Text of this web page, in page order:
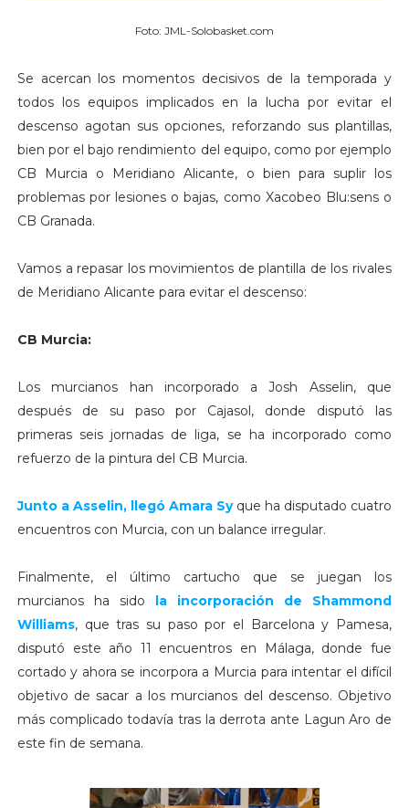
Foto: JML-Solobasket.com
Se acercan los momentos decisivos de la temporada y
todos los equipos implicados en la lucha por evitar el
descenso agotan sus opciones, reforzando sus plantillas,
bien por el bajo rendimiento del equipo, como por ejemplo
CB Murcia o Meridiano Alicante, o bien para suplir los
problemas por lesiones o bajas, como Xacobeo Blu:sens o
CB Granada.
Vamos a repasar los movimientos de plantilla de los rivales
de Meridiano Alicante para evitar el descenso:
CB Murcia:
Los murcianos han incorporado a Josh Asselin, que
después de su paso por Cajasol, donde disputó las
primeras seis jornadas de liga, se ha incorporado como
refuerzo de la pintura del CB Murcia.
Junto a Asselin, llegó Amara Syque ha disputado cuatro
encuentros con Murcia, con un balance irregular.
Finalmente, el último cartucho que se juegan los
murcianos ha sido la incorporación de Shammond
Williams, que tras su paso por el Barcelona y Pamesa,
disputó este año 11 encuentros en Málaga, donde fue
cortado y ahora se incorpora a Murcia para intentar el difícil
objetivo de sacar a los murcianos del descenso. Objetivo
más complicado todavía tras la derrota ante Lagun Aro de
este fin de semana.